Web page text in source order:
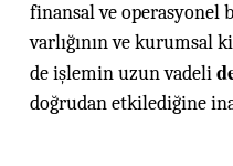
finansal ve operasyonel
varlığının ve
de işlemin uzun vadeli
doğrudan etkilediğine